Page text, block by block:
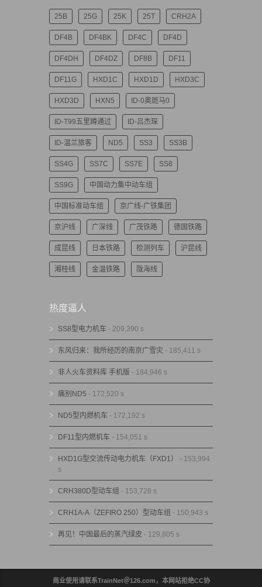
25B 25G 25K 25T CRH2A
DF4B DF4BK DF4C DF4D
DF4DH DF4DZ DF8B DF11
DF11G HXD1C HXD1D HXD3C
HXD3D HXN5 ID-0奥斑马0
ID-T99五里蹲通过 ID-吕杰琛
ID-温兰旅客 ND5 SS3 SS3B
SS4G SS7C SS7E SS8
SS9G 中国动力集中动车组
中国标准动车组 京广线-广铁集团
京沪线 广深线 广茂铁路 德国铁路
成昆线 日本铁路 检测列车 沪昆线
湘桂线 金温铁路 陇海线
热度逼人
SS8型电力机车 - 209,390 s
东风归来：我所经历的南京广雪灾 - 185,411 s
非人火车资料库 手机版 - 184,946 s
痛别ND5 - 172,520 s
ND5型内燃机车 - 172,192 s
DF11型内燃机车 - 154,051 s
HXD1G型交流传动电力机车（FXD1）
- 153,994
s
CRH380D型动车组 - 153,728 s
CRH1A-A（ZEFIRO 250）型动车组 - 150,943 s
再见！中国最后的蒸汽绿皮 - 129,805 s
商业使用请联系TrainNet＠126.com，本网站拒绝CC协